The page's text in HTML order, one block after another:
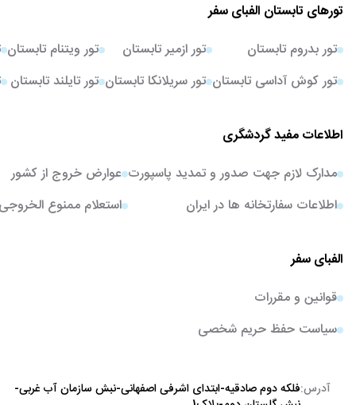
تورهای تابستان الفبای سفر
تور بدروم تابستان
تور کوش آداسی تابستان
تور ازمیر تابستان
تور سریلانکا تابستان
تور ویتنام تابستان
تور تایلند تابستان
اطلاعات مفید گردشگری
مدارک لازم جهت صدور و تمدید پاسپورت
اطلاعات سفارتخانه ها در ایران
عوارض خروج از کشور
استعلام ممنوع
الفبای سفر
قوانین و مقررات
سیاست حفظ حریم شخصی
آدرس:فلکه دوم صادقیه-ابتدای اشرفی اصفهانی-نبش سازمان آب غربی-